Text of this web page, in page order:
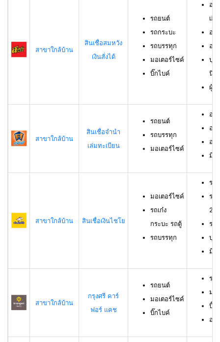
สาขาใกล้บ้าน
สินเชื่อสมหวัง
เงินสั่งได้
รถยนต์
รถกระบะ
รถบรรทุก
มอเตอร์ไซค์
บิ๊กไบค์
อา
เกิ
อา
อา
บุค
นิติ
ผู้กู้
สาขาใกล้บ้าน
สินเชื่อจำนำ
เล่มทะเบียน
รถยนต์
รถบรรทุก
มอเตอร์ไซค์
อา
อา
อา
มีชื่
สาขาใกล้บ้าน สินเชื่อเงินไชโย
มอเตอร์ไซค์
รถเก๋ง
กระบะ รถตู้
รถบรรทุก
รถ
รถ
23
รถ
บุค
มีร
สาขาใกล้บ้าน
กรุงศรี คาร์
ฟอร์ แคช
รถยนต์
มอเตอร์ไซค์
บิ๊กไบค์
รถ
มอ
บิ๊ก
อา